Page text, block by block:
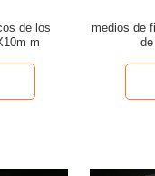
de los
m
medios de